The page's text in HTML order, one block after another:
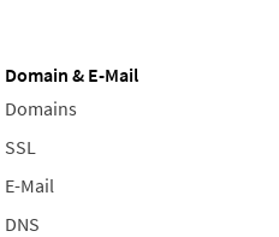
Domain & E-Mail
Domains
SSL
E-Mail
DNS